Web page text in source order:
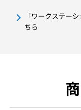
「ワークステー
ちら